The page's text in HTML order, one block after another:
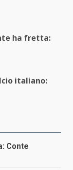
ha fretta:
italiano:
Conte